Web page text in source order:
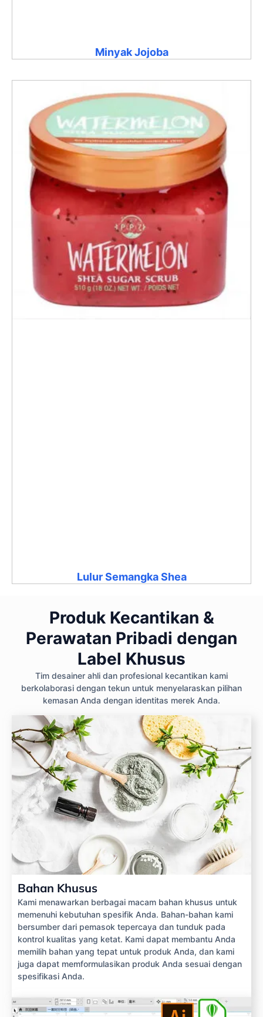
Minyak Jojoba
Lulur Semangka Shea
Produk Kecantikan &
Perawatan Pribadi dengan
Label Khusus
Tim desainer ahli dan profesional kecantikan kami
berkolaborasi dengan tekun untuk menyelaraskan pilihan
kemasan Anda dengan identitas merek Anda.
Bahan Khusus
Kami menawarkan berbagai macam bahan khusus untuk
memenuhi kebutuhan spesifik Anda. Bahan-bahan kami
bersumber dari pemasok tepercaya dan tunduk pada
kontrol kualitas yang ketat. Kami dapat membantu Anda
memilih bahan yang tepat untuk produk Anda, dan kami
juga dapat memformulasikan produk Anda sesuai dengan
spesifikasi Anda.